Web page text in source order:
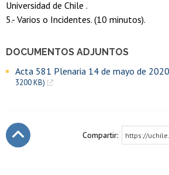
DOCUMENTOS ADJUNTOS
Acta 581 Plenaria 14 de mayo de
3200 KB)
Universidad de Chile .
5.- Varios o Incidentes. (10 minutos).
Compartir: https://